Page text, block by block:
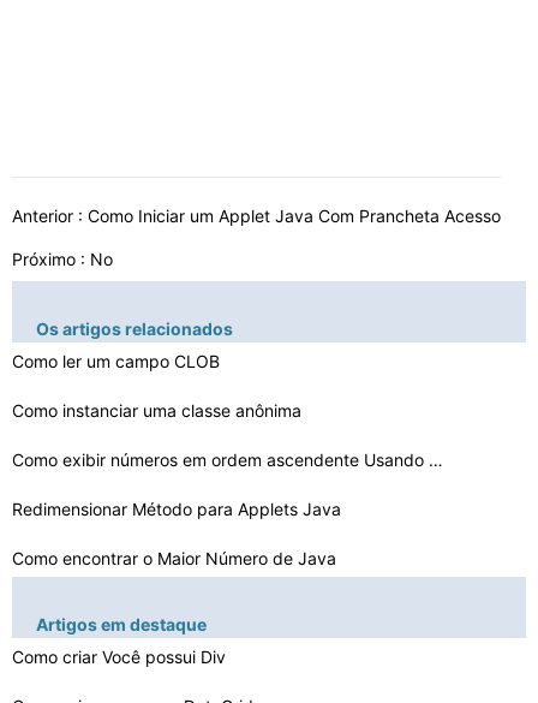
Anterior : Como Iniciar um Applet Java Com Prancheta Acesso
Próximo : No
Os artigos relacionados
Como ler um campo CLOB
Como instanciar uma classe anônima
Como exibir números em ordem ascendente Usando Java
Redimensionar Método para Applets Java
Como encontrar o Maior Número de Java
Como usar gráficos em Java Blender 3D
Artigos em destaque
Como criar Você possui Div